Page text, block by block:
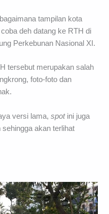
tampilan kota
deh datang ke RTH di
Perkebunan Nasional XI.
tersebut merupakan salah
foto-foto dan
versi lama,spotini juga
akan terlihat